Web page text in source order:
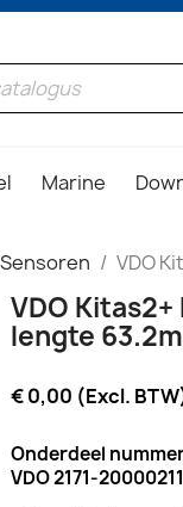
Marine
VDO
VDO
lengte
€ 0,00 (Excl.
Onderdeel
VDO 2171-20000211